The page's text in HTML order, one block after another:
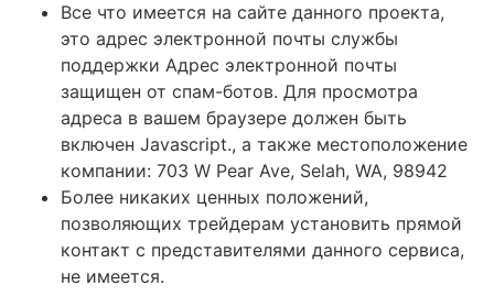
Все что имеется на сайте данного проекта,
это адрес электронной почты службы
поддержки Адрес электронной почты
защищен от спам-ботов. Для просмотра
адреса в вашем браузере должен быть
включен Javascript., а также местоположение
компании: 703 W Pear Ave, Selah, WA, 98942
Более никаких ценных положений,
позволяющих трейдерам установить прямой
контакт с представителями данного сервиса,
не имеется.